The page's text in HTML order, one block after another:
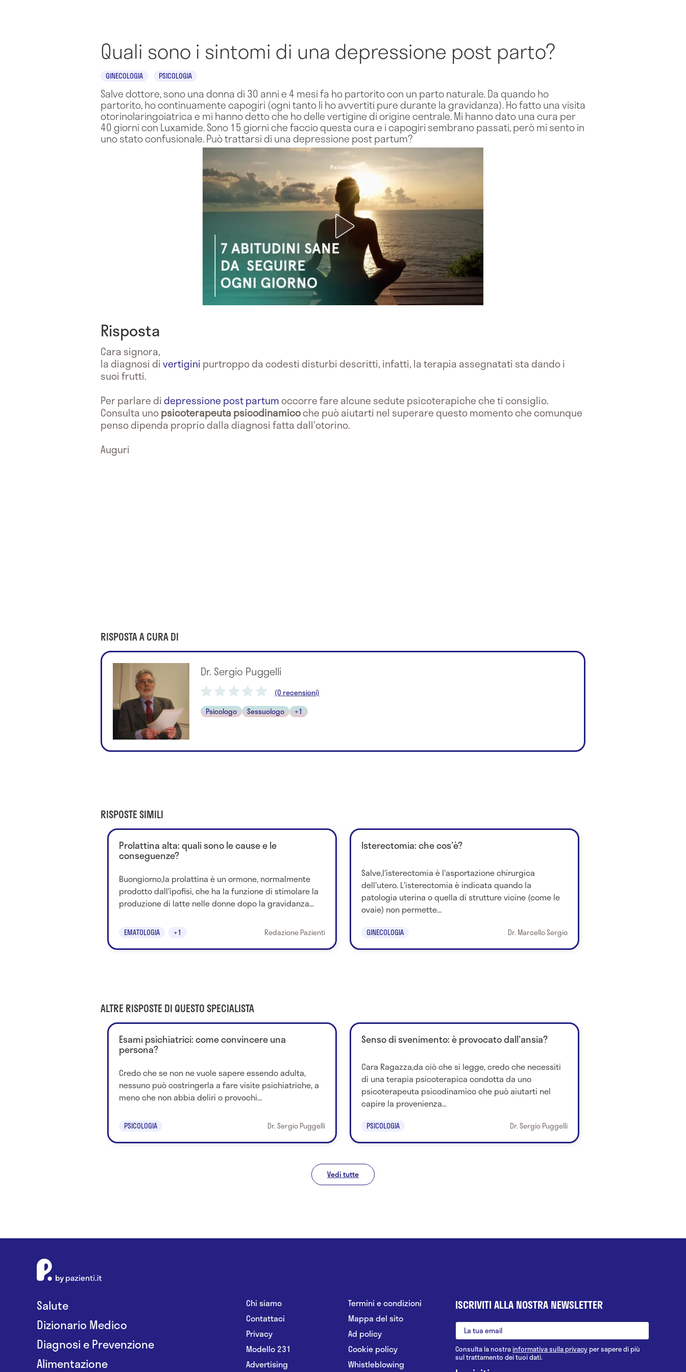
Quali sono i sintomi di una depressione post parto?
GINECOLOGIA PSICOLOGIA
Salve dottore, sono una donna di 30 anni e 4 mesi fa ho partorito con un parto naturale. Da quando ho
partorito, ho continuamente capogiri (ogni tanto li ho avvertiti pure durante la gravidanza). Ho fatto una visita
otorinolaringoiatrica e mi hanno detto che ho delle vertigine di origine centrale. Mi hanno dato una cura per
40 giorni con Luxamide. Sono 15 giorni che faccio questa cura e i capogiri sembrano passati, però mi sento in
uno stato confusionale. Può trattarsi di una depressione post partum?
Risposta
Cara signora,
la diagnosi divertigini purtroppo da codesti disturbi descritti, infatti, la terapia assegnatati sta dando i
suoi frutti.
Per parlare didepressione post partumoccorre fare alcune sedute psicoterapiche che ti consiglio.
Consulta unopsicoterapeuta psicodinamicoche può aiutarti nel superare questo momento che comunque
penso dipenda proprio dalla diagnosi fatta dall'otorino.
Auguri
RISPOSTA A CURA DI
Dr. Sergio Puggelli
(0 recensioni)
Psicologo
Sessuologo +1
RISPOSTE SIMILI
Prolattina alta: quali sono le cause e le
conseguenze?
Buongiorno,la prolattina è un ormone, normalmente
prodotto dall'ipofisi, che ha la funzione di stimolare la
produzione di latte nelle donne dopo la gravidanza...
EMATOLOGIA +1 Redazione Pazienti
Isterectomia: che cos'è?
Salve,l'isterectomia è l'asportazione chirurgica
dell'utero. L'isterectomia è indicata quando la
patologia uterina o quella di strutture vicine (come le
ovaie) non permette...
GINECOLOGIA Dr. Marcello Sergio
ALTRE RISPOSTE DI QUESTO SPECIALISTA
Esami psichiatrici: come convincere una
persona?
Credo che se non ne vuole sapere essendo adulta,
nessuno può costringerla a fare visite psichiatriche, a
meno che non abbia deliri o provochi...
PSICOLOGIA Dr. Sergio Puggelli
Senso di svenimento: è provocato dall'ansia?
Cara Ragazza,da ciò che si legge, credo che necessiti
di una terapia psicoterapica condotta da uno
psicoterapeuta psicodinamico che può aiutarti nel
capire la provenienza...
PSICOLOGIA Dr. Sergio Puggelli
Vedi tutte
Salute
Dizionario Medico
Diagnosi e Prevenzione
Alimentazione
Chi siamo
Contattaci
Privacy
Modello 231
Advertising
Termini e condizioni
Mappa del sito
Ad policy
Cookie policy
Whistleblowing
ISCRIVITI ALLA NOSTRA NEWSLETTER
Consulta la nostrainformativa sulla privacy per sapere di più
sul trattamento dei tuoi dati.